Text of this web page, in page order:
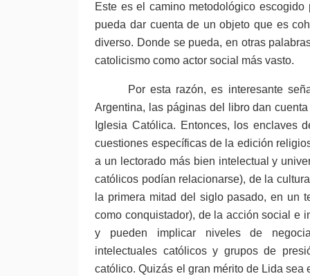
Este es el camino metodológico
pueda dar cuenta de un objeto que es
diverso. Donde se pueda, en otras
catolicismo como actor social más vasto.
Por esta razón, es interesante
Argentina, las páginas del libro dan
Iglesia Católica. Entonces, los enclaves
cuestiones específicas de la edición
a un lectorado más bien intelectual y
católicos podían relacionarse), de la
la primera mitad del siglo pasado, en un
como conquistador), de la acción social e
y pueden implicar niveles de
intelectuales católicos y grupos de
católico. Quizás el gran mérito de Lida